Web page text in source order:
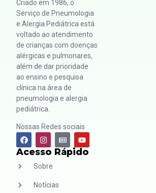
Criado em 1986, o
Serviço de Pneumologia
e Alergia Pediátrica está
voltado ao atendimento
de crianças com doenças
alérgicas e pulmonares,
além de dar prioridade
ao ensino e pesquisa
clínica na área de
pneumologia e alergia
pediátrica.
Nossas Redes sociais
Acesso Rápido
Sobre
Notícias